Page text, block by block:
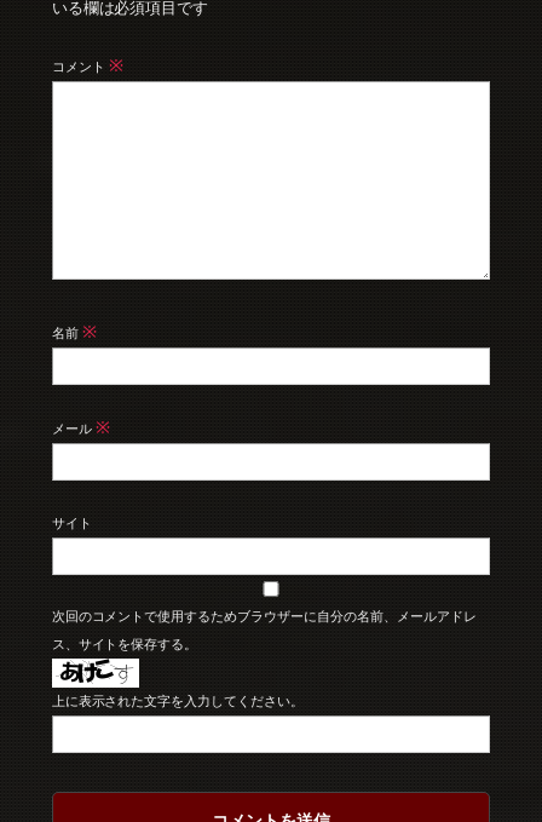
いる欄は必須項目です
コメント ※
名前 ※
メール ※
サイト
次回のコメントで使用するためブラウザーに自分の名前、メールアドレ
ス、サイトを保存する。
上に表示された文字を入力してください。